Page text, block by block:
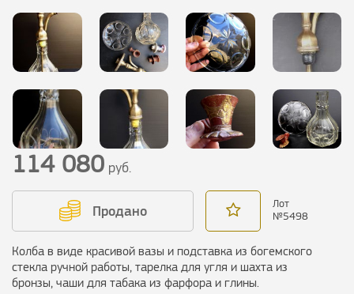
114 080 руб.
Продано
Лот
№5498
Колба в виде красивой вазы и подставка из богемского
стекла ручной работы, тарелка для угля и шахта из
бронзы, чаши для табака из фарфора и глины.